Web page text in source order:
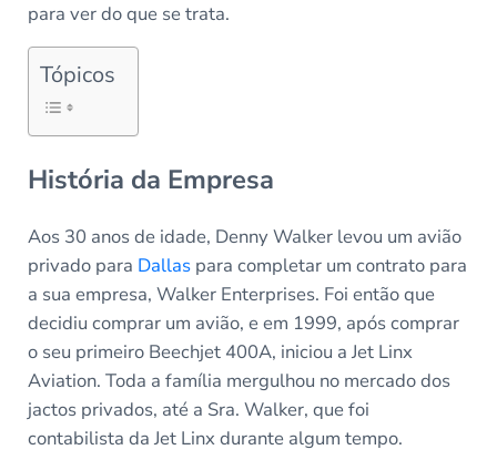
para ver do que se trata.
Tópicos
História da Empresa
Aos 30 anos de idade, Denny Walker levou um avião
privado para Dallaspara completar um contrato para
a sua empresa, Walker Enterprises. Foi então que
decidiu comprar um avião, e em 1999, após comprar
o seu primeiro Beechjet 400A, iniciou a Jet Linx
Aviation. Toda a família mergulhou no mercado dos
jactos privados, até a Sra. Walker, que foi
contabilista da Jet Linx durante algum tempo.